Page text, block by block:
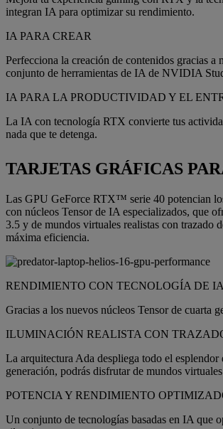
integran IA para optimizar su rendimiento.
IA PARA CREAR
Perfecciona la creación de contenidos gracias
conjunto de herramientas de IA de NVIDIA
IA PARA LA PRODUCTIVIDAD Y EL
La IA con tecnología RTX convierte tus
nada que te detenga.
TARJETAS GRÁFICAS
Las GPU GeForce RTX™ serie 40 potencian
con núcleos Tensor de IA especializados, que
3.5 y de mundos virtuales realistas con trazado
máxima eficiencia.
RENDIMIENTO CON TECNOLOGÍA DE
Gracias a los nuevos núcleos Tensor de cuarta
ILUMINACIÓN REALISTA CON
La arquitectura Ada despliega todo el
generación, podrás disfrutar de mundos
POTENCIA Y RENDIMIENTO
Un conjunto de tecnologías basadas en IA que